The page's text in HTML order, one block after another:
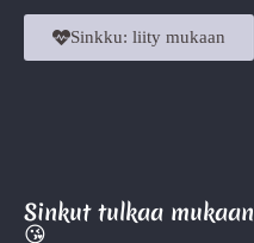
Sinkku: liity mukaan
Sinkut tulkaa mukaan
😘